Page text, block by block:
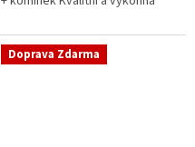
rodinným domům,
provozovnám,...
Doprava Zdarma